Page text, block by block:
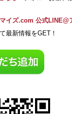
イズ.com 公式LINE@
最新情報をGET！